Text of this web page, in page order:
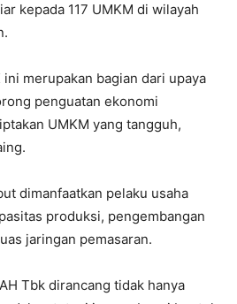
kepada 117 UMKM di wilayah
ini merupakan bagian dari upaya
penguatan ekonomi
UMKM yang tangguh,
dimanfaatkan pelaku usaha
produksi, pengembangan
jaringan pemasaran.
Tbk dirancang tidak hanya